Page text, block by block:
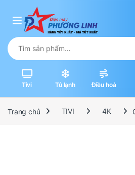
Skip to navigation
Skip to content
Tìm kiếm:
Tivi Tủ lạnh Điều hoà
Trang chủ TIVI 4K